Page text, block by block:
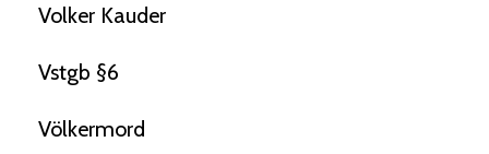
Volker Kauder
Vstgb §6
Völkermord